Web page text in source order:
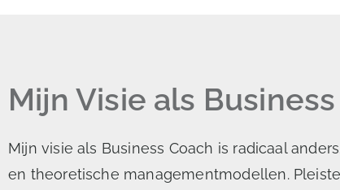
Mijn Visie als
Mijn visie als Business Coach is radicaal
en theoretische managementmodellen.